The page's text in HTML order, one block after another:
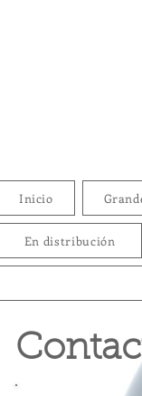
Inicio
En distribución